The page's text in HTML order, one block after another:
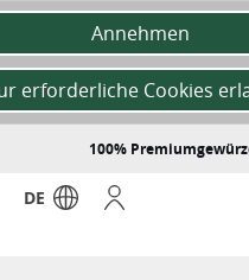
100%
DE
Annehmen
erforderliche Cookies